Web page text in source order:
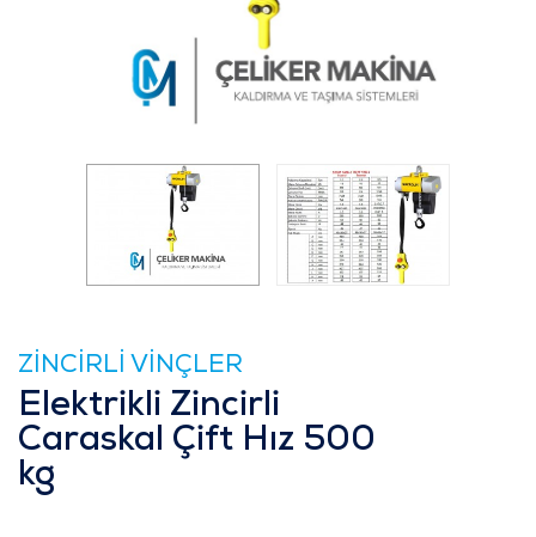
ZİNCİRLİ VİNÇLER
Elektrikli Zincirli
Caraskal Çift Hız 500
kg